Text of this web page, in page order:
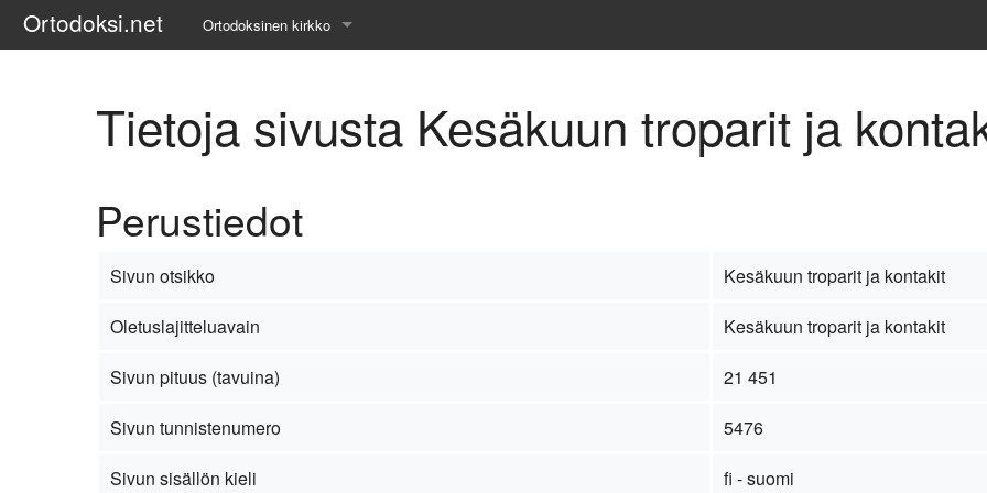
Ortodoksi.net Ortodoksinen kirkko
Liturgiset tekstit
Kirkkohistoria
Etiikka
Uskonoppi
Kirkkotaide
Pyhät ihmiset
Suomen kirkko
Tietoja sivusta Kesäkuun troparit ja
Perustiedot
Sivun otsikko
Kesäkuun troparit ja kontakit
Oletuslajitteluavain
Kesäkuun troparit ja kontakit
Sivun pituus (tavuina)
21 451
Sivun tunnistenumero
5476
Sivun sisällön kieli
fi - suomi